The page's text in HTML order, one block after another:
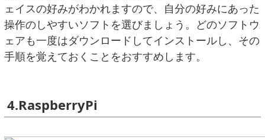
ェイスの好みがわかれますので、自分の好みにあった
操作のしやすいソフトを選びましょう。どのソフトウ
ェアも一度はダウンロードしてインストールし、その
手順を覚えておくことをおすすめします。
4.RaspberryPi